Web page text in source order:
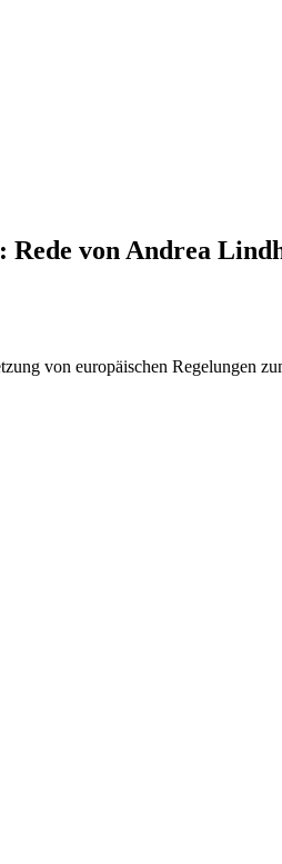
Rede von Andrea
von europäischen Regelungen